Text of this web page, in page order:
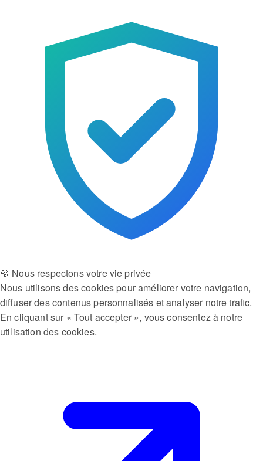
🍪 Nous respectons votre vie privée
Nous utilisons des cookies pour améliorer votre navigation,
diffuser des contenus personnalisés et analyser notre trafic.
En cliquant sur « Tout accepter », vous consentez à notre
utilisation des cookies.